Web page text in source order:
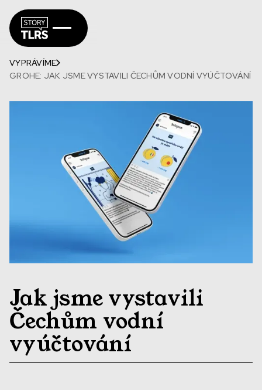
VYPRÁVÍME
GROHE: JAK JSME VYSTAVILI ČECHŮM VODNÍ VYÚČTOVÁNÍ
Jak jsme vystavili
Čechům vodní
vyúčtování